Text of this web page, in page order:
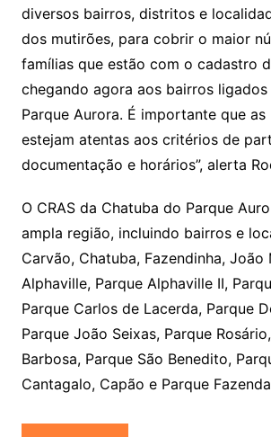
diversos bairros, distritos e
dos mutirões, para cobrir o maior
famílias que estão com o cadastro
chegando agora aos bairros
Parque Aurora. É importante que as
estejam atentas aos critérios de
documentação e horários”, alerta
O CRAS da Chatuba do Parque
ampla região, incluindo bairros e
Carvão, Chatuba, Fazendinha, João
Alphaville, Parque Alphaville II,
Parque Carlos de Lacerda, Parque
Parque João Seixas, Parque
Barbosa, Parque São Benedito,
Cantagalo, Capão e Parque